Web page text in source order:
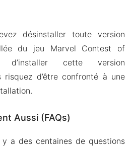
désinstaller toute version
du jeu Marvel Contest of
d’installer cette version
risquez d’être confronté à une
Aussi (FAQs)
y a des centaines de questions